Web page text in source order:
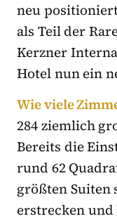
neu
als Teil der
Kerzner
Hotel nun ein
Wie viele
284 ziemlich
Bereits die
rund 62
größten Suiten
erstrecken und